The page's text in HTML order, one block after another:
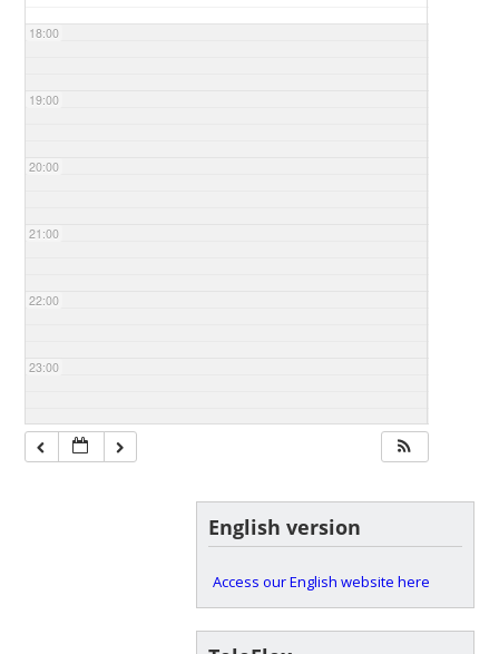
18:00
19:00
20:00
21:00
22:00
23:00
English version
Access our English website here